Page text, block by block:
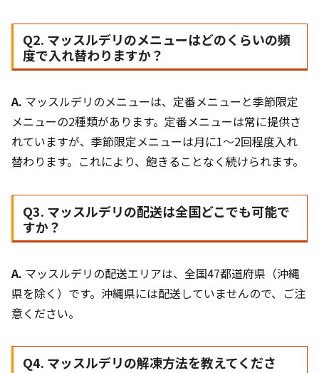
Q2. マッスルデリのメニューはどのくらいの頻
度で入れ替わりますか？
A. マッスルデリのメニューは、定番メニューと季節限定
メニューの2種類があります。定番メニューは常に提供さ
れていますが、季節限定メニューは月に1〜2回程度入れ
替わります。これにより、飽きることなく続けられます。
Q3. マッスルデリの配送は全国どこでも可能で
すか？
A. マッスルデリの配送エリアは、全国47都道府県（沖縄
県を除く）です。沖縄県には配送していませんので、ご注
意ください。
Q4. マッスルデリの解凍方法を教えてくださ